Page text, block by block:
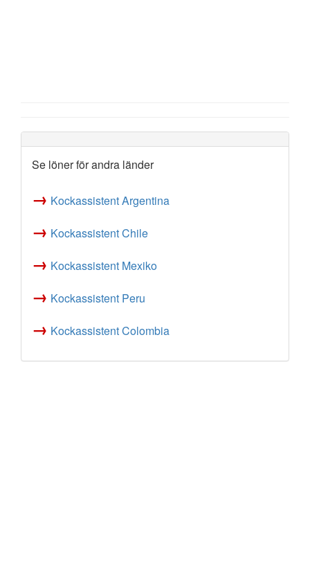
Se löner för andra länder
→ Kockassistent Argentina
→ Kockassistent Chile
→ Kockassistent Mexiko
→ Kockassistent Peru
→ Kockassistent Colombia